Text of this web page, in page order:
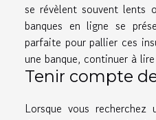
se révèlent souvent lents
banques en ligne se
parfaite pour pallier ces
une banque, continuer à
Tenir compte
Lorsque vous recherchez